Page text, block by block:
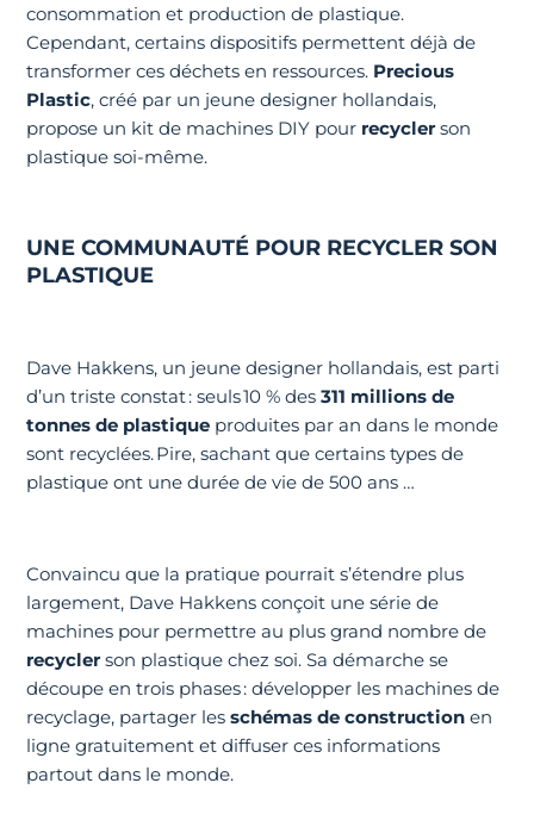
consommation et production de plastique.
Cependant, certains dispositifs permettent déjà de
transformer ces déchets en ressources. Precious
Plastic, créé par un jeune designer hollandais,
propose un kit de machines DIY pour recycler son
plastique soi-même.
UNE COMMUNAUTÉ POUR RECYCLER SON
PLASTIQUE
Dave Hakkens, un jeune designer hollandais, est parti
d’un triste constat : seuls 10 % des311 millions de
tonnes de plastique produites par an dans le monde
sont recyclées. Pire, sachant que certains types de
plastique ont une durée de vie de 500 ans …
Convaincu que la pratique pourrait s’étendre plus
largement, Dave Hakkens conçoit une série de
machines pour permettre au plus grand nombre de
recycler son plastique chez soi. Sa démarche se
découpe en trois phases : développer les machines de
recyclage, partager lesschémas de construction en
ligne gratuitement et diffuser ces informations
partout dans le monde.